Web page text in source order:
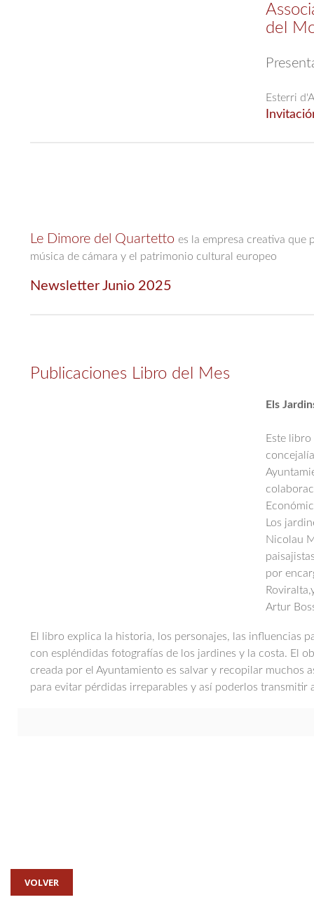
del
Esterri
Le Dimore del Quartetto es la empresa creativa que
música de cámara y el patrimonio cultural europeo
Newsletter Junio 2025
Publicaciones Libro del Mes
Els
Este
Los
Nicolau
por
Artur
El libro explica la historia, los personajes, las influencias
con espléndidas fotografías de los jardines y la costa. El
creada por el Ayuntamiento es salvar y recopilar muchos
para evitar pérdidas irreparables y así poderlos transmitir
VOLVER